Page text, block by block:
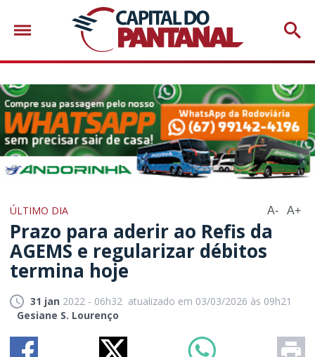
ÚLTIMO DIA A- A+
Prazo para aderir ao Refis da
AGEMS e regularizar débitos
termina hoje
31 jan 2022 - 06h32 atualizado em 03/03/2026 às 09h21
Gesiane S. Lourenço